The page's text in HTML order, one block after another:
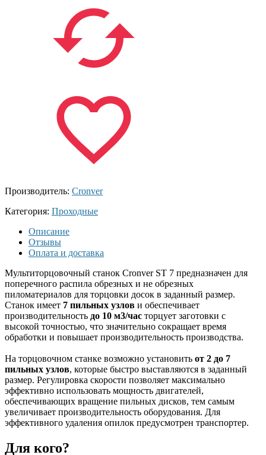
Производитель: Cronver
Категория: Проходные
Описание
Отзывы
Оплата и доставка
Мультиторцовочный станок Cronver ST 7 предназначен для
поперечного распила обрезных и не обрезных
пиломатериалов для торцовки досок в заданный размер.
Станок имеет 7 пильных узлов и обеспечивает
производительность до 10 м3/час торцует заготовки с
высокой точностью, что значительно сокращает время
обработки и повышает производительность производства.
На торцовочном станке возможно установить от 2 до 7
пильных узлов, которые быстро выставляются в заданный
размер. Регулировка скорости позволяет максимально
эффективно использовать мощность двигателей,
обеспечивающих вращение пильных дисков, тем самым
увеличивает производительность оборудования. Для
эффективного удаления опилок предусмотрен транспортер.
Для кого?